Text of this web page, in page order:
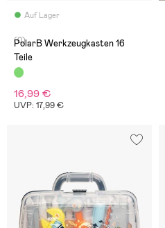
Auf Lager
(0)
PolarB Werkzeugkasten 16
Teile
16,99 €
UVP: 17,99 €